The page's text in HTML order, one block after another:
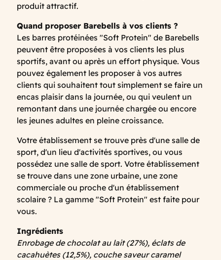
produit attractif.
Quand proposer Barebells à vos clients ?
Les barres protéinées "Soft Protein" de Barebells
peuvent être proposées à vos clients les plus
sportifs, avant ou après un effort physique. Vous
pouvez également les proposer à vos autres
clients qui souhaitent tout simplement se faire un
encas plaisir dans la journée, ou qui veulent un
remontant dans une journée chargée ou encore
les jeunes adultes en pleine croissance.
Votre établissement se trouve près d'une salle de
sport, d'un lieu d'activités sportives, ou vous
possédez une salle de sport. Votre établissement
se trouve dans une zone urbaine, une zone
commerciale ou proche d'un établissement
scolaire ? La gamme "Soft Protein" est faite pour
vous.
Ingrédients
Enrobage de chocolat au lait (27%), éclats de
cacahuètes (12,5%), couche saveur caramel